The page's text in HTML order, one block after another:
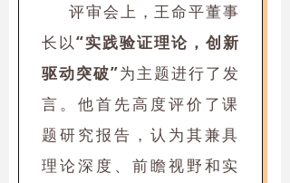
评审会上，王命平董事
长以“实践验证理论，创新
驱动突破”为主题进行了发
言。他首先高度评价了课
题研究报告，认为其兼具
理论深度、前瞻视野和实